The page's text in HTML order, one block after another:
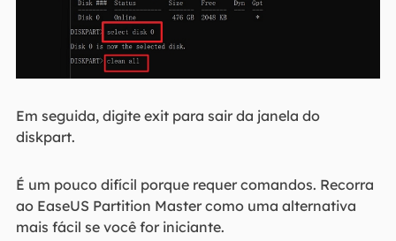
Em seguida, digite exit para sair da janela do
diskpart.
É um pouco difícil porque requer comandos. Recorra
ao EaseUS Partition Master como uma alternativa
mais fácil se você for iniciante.